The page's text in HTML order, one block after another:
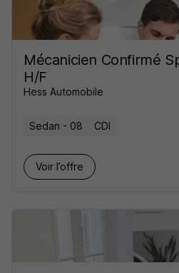
Mécanicien Confirmé
H/F
Hess Automobile
Sedan - 08 CDI
Voir l’offre